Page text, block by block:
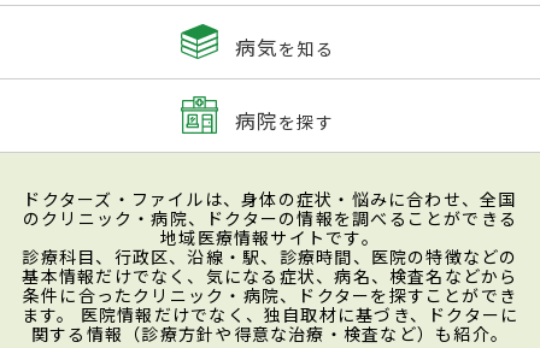
病気を知る
病院を探す
ドクターズ・ファイルは、身体の症状・悩みに合わせ、全国
のクリニック・病院、ドクターの情報を調べることができる
地域医療情報サイトです。
診療科目、行政区、沿線・駅、診療時間、医院の特徴などの
基本情報だけでなく、気になる症状、病名、検査名などから
条件に合ったクリニック・病院、ドクターを探すことができ
ます。 医院情報だけでなく、独自取材に基づき、ドクターに
関する情報（診療方針や得意な治療・検査など）も紹介。